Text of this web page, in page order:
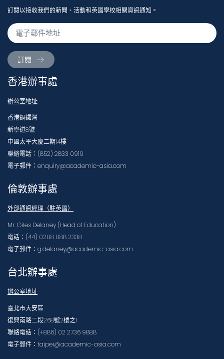
訂閱以接收我們的新聞、活動和英國學校相關資訊通知。
訂閱
香港辦事處
辦公室地址
香港銅鑼灣
新寧道8號
中國太平大廈二期14樓
聯絡電話：(852) 2833 0919
電子郵件：enquiry@academic-asia.com
倫敦辦事處
外部通訊經理（駐英國）
Mr. Giles Delaney (Head of Education)
電話：(44) 0208 088 2338
電子郵件：g.delaney@academic-asia.com
台北辦事處
辦公室地址
臺北市大安區
復興南路二段268號2樓之1
聯絡電話：(+886) 02 2736 9888
電子郵件：taipei@academic-asia.com